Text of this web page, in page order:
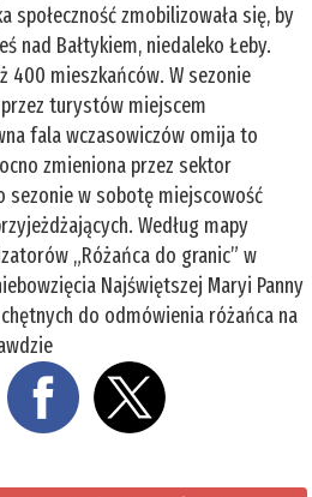
społeczność zmobilizowała się, by
nad Bałtykiem, niedaleko Łeby.
400 mieszkańców. W sezonie
turystów miejscem
fala wczasowiczów omija to
zmieniona przez sektor
sezonie w sobotę miejscowość
Według mapy
„Różańca do granic” w
Najświętszej Maryi Panny
do odmówienia różańca na